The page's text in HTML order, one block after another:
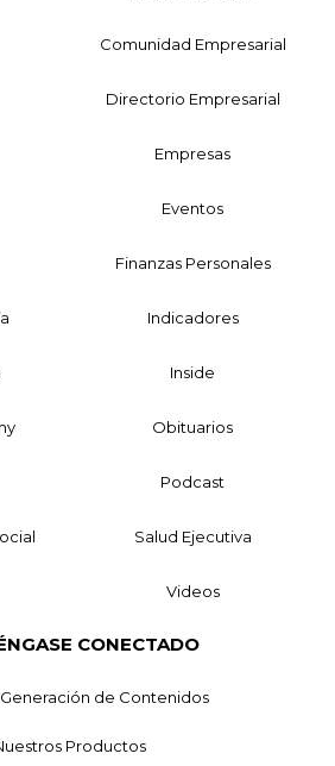
Comunidad Empresarial
Directorio Empresarial
Empresas
Eventos
Finanzas Personales
Indicadores
Inside
Obituarios
Podcast
Salud Ejecutiva
Videos
CONECTADO
de Contenidos
Productos